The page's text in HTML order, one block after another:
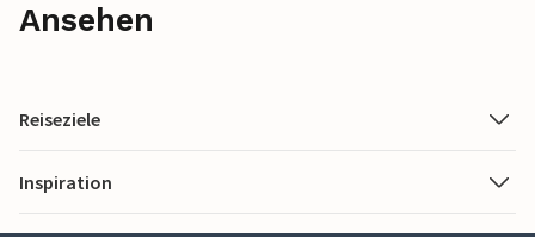
Ansehen
Reiseziele
Inspiration